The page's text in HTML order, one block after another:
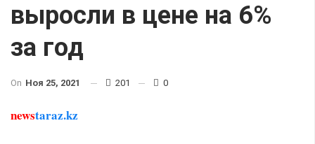
выросли в цене на 6%
за год
On Ноя 25, 2021 201 0
newstaraz.kz